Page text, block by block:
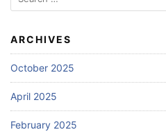
for:
ARCHIVES
October 2025
April 2025
February 2025